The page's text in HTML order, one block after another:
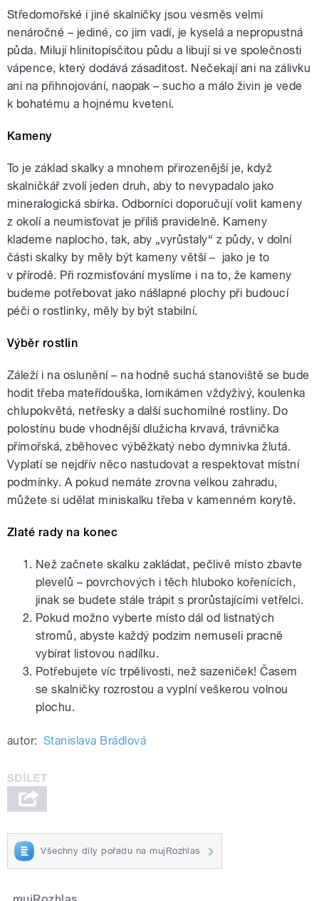
Středomořské i jiné skalničky jsou vesměs velmi
nenáročné – jediné, co jim vadí, je kyselá a nepropustná
půda. Milují hlinitopísčitou půdu a libují si ve společnosti
vápence, který dodává zásaditost. Nečekají ani na zálivku
ani na přihnojování, naopak – sucho a málo živin je vede
k bohatému a hojnému kvetení.
Kameny
To je základ skalky a mnohem přirozenější je, když
skalničkář zvolí jeden druh, aby to nevypadalo jako
mineralogická sbírka. Odborníci doporučují volit kameny
z okolí a neumisťovat je příliš pravidelně. Kameny
klademe naplocho, tak, aby „vyrůstaly“ z půdy, v dolní
části skalky by měly být kameny větší – jako je to
v přírodě. Při rozmisťování myslíme i na to, že kameny
budeme potřebovat jako nášlapné plochy při budoucí
péči o rostlinky, měly by být stabilní.
Výběr rostlin
Záleží i na oslunění – na hodně suchá stanoviště se bude
hodit třeba mateřídouška, lomikámen vždyživý, koulenka
chlupokvětá, netřesky a další suchomilné rostliny. Do
polostínu bude vhodnější dlužicha krvavá, trávnička
přímořská, zběhovec výběžkatý nebo dymnivka žlutá.
Vyplatí se nejdřív něco nastudovat a respektovat místní
podmínky. A pokud nemáte zrovna velkou zahradu,
můžete si udělat miniskalku třeba v kamenném korytě.
Zlaté rady na konec
Než začnete skalku zakládat, pečlivě místo zbavte
plevelů – povrchových i těch hluboko kořenících,
jinak se budete stále trápit s prorůstajícími vetřelci.
Pokud možno vyberte místo dál od listnatých
stromů, abyste každý podzim nemuseli pracně
vybírat listovou nadílku.
Potřebujete víc trpělivosti, než sazeniček! Časem
se skalničky rozrostou a vyplní veškerou volnou
plochu.
autor: Stanislava Brádlová
Všechny díly pořadu na mujRozhlas